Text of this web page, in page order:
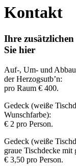
Kontakt
Ihre
Sie hier
Auf-, Um- und
der Herzogsutb’n:
pro Raum € 400.
Gedeck (weiße
Wunschfarbe):
€ 2 pro Person.
Gedeck (weiße
graue Tischdecke mit
€ 3,50 pro Person.